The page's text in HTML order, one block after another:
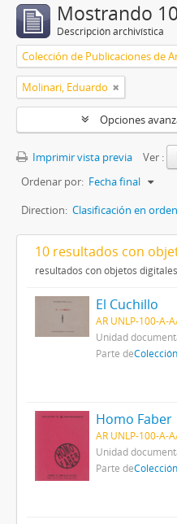
Mostrando
Descripción archivística
Molinari, Eduardo
Opciones
Imprimir vista previa
Ver :
Ordenar por: Fecha final
Direction: Clasificación en
10 resultados con
resultados con objetos digitales
El Cuchillo
AR UNLP-100-A-
Unidad
Parte de
Homo Faber
AR UNLP-100-A-
Unidad
Parte de